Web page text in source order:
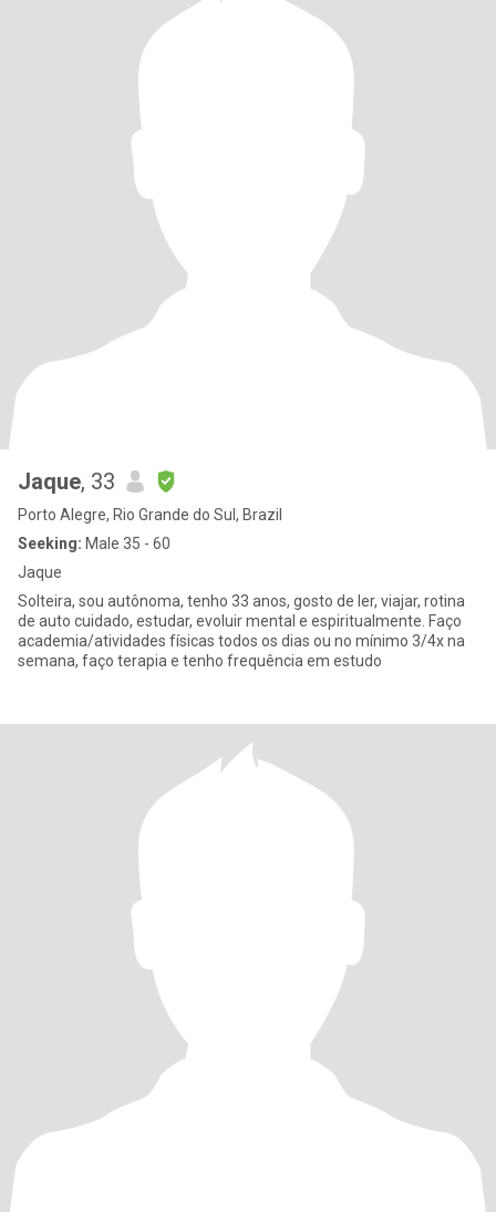
Jaque, 33
Porto Alegre, Rio Grande do Sul, Brazil
Seeking: Male 35 - 60
Jaque
Solteira, sou autônoma, tenho 33 anos, gosto de ler, viajar, rotina
de auto cuidado, estudar, evoluir mental e espiritualmente. Faço
academia/atividades físicas todos os dias ou no mínimo 3/4x na
semana, faço terapia e tenho frequência em estudo